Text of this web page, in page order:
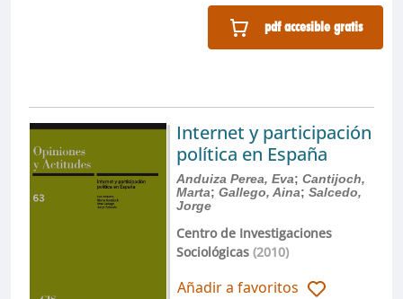
pdf accesible gratis
Internet y participación
política en España
Anduiza Perea, Eva; Cantijoch,
Marta; Gallego, Aina; Salcedo,
Jorge
Centro de Investigaciones
Sociológicas(2010)
Añadir a favoritos